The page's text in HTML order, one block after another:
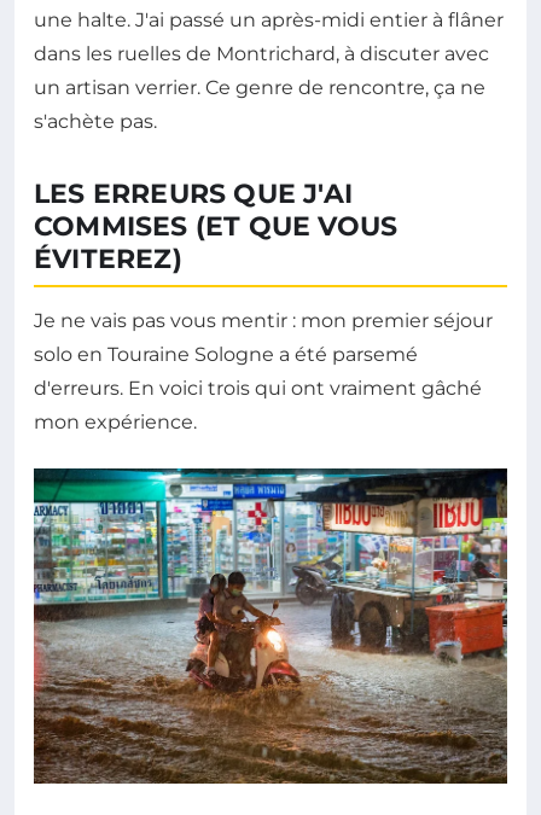
une halte. J'ai passé un après-midi entier à flâner
dans les ruelles de Montrichard, à discuter avec
un artisan verrier. Ce genre de rencontre, ça ne
s'achète pas.
LES ERREURS QUE J'AI
COMMISES (ET QUE VOUS
ÉVITEREZ)
Je ne vais pas vous mentir : mon premier séjour
solo en Touraine Sologne a été parsemé
d'erreurs. En voici trois qui ont vraiment gâché
mon expérience.